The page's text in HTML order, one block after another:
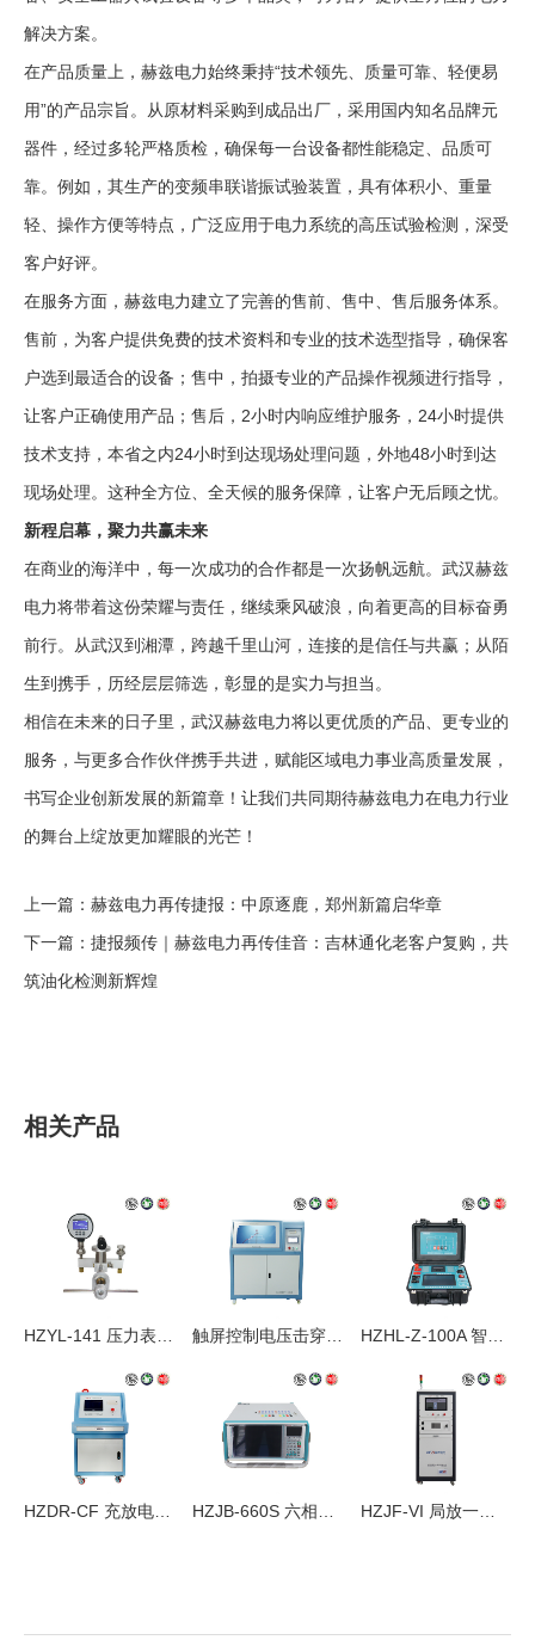
解决方案。
在产品质量上，赫兹电力始终秉持“技术领先、质量可靠、轻便易
用”的产品宗旨。从原材料采购到成品出厂，采用国内知名品牌元
器件，经过多轮严格质检，确保每一台设备都性能稳定、品质可
靠。例如，其生产的变频串联谐振试验装置，具有体积小、重量
轻、操作方便等特点，广泛应用于电力系统的高压试验检测，深受
客户好评。
在服务方面，赫兹电力建立了完善的售前、售中、售后服务体系。
售前，为客户提供免费的技术资料和专业的技术选型指导，确保客
户选到最适合的设备；售中，拍摄专业的产品操作视频进行指导，
让客户正确使用产品；售后，2小时内响应维护服务，24小时提供
技术支持，本省之内24小时到达现场处理问题，外地48小时到达
现场处理。这种全方位、全天候的服务保障，让客户无后顾之忧。
新程启幕，聚力共赢未来
在商业的海洋中，每一次成功的合作都是一次扬帆远航。武汉赫兹
电力将带着这份荣耀与责任，继续乘风破浪，向着更高的目标奋勇
前行。从武汉到湘潭，跨越千里山河，连接的是信任与共赢；从陌
生到携手，历经层层筛选，彰显的是实力与担当。
相信在未来的日子里，武汉赫兹电力将以更优质的产品、更专业的
服务，与更多合作伙伴携手共进，赋能区域电力事业高质量发展，
书写企业创新发展的新篇章！让我们共同期待赫兹电力在电力行业
的舞台上绽放更加耀眼的光芒！
上一篇： 赫兹电力再传捷报：中原逐鹿，郑州新篇启华章
下一篇： 捷报频传｜赫兹电力再传佳音：吉林通化老客户复购，共
筑油化检测新辉煌
相关产品
触屏控制电压击穿试验仪
HZJF-VI 局放一体机